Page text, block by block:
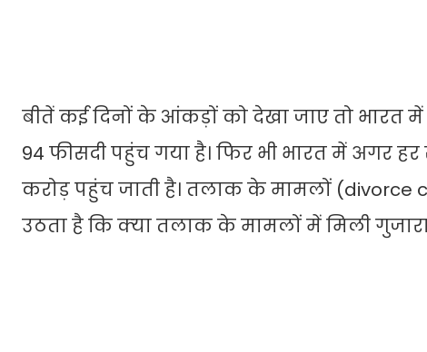
बीतें कई दिनों के आंकड़ों को देखा जाए तो भारत
94 फीसदी पहुंच गया है। फिर भी भारत में अगर
करोड़ पहुंच जाती है। तलाक के मामलों (divorce
उठता है कि क्‍या तलाक के मामलों में मिली